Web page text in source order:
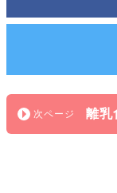
離乳